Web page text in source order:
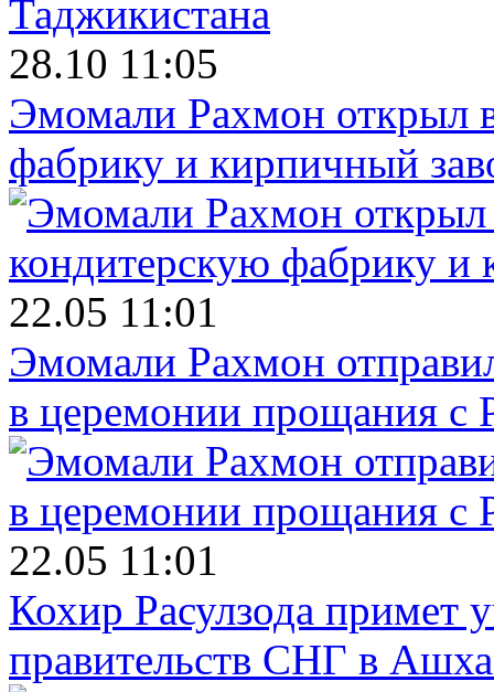
28.10 11:05
Эмомали Рахмон открыл
фабрику и кирпичный
22.05 11:01
Эмомали Рахмон
в церемонии прощания с
22.05 11:01
Кохир Расулзода примет
правительств СНГ в